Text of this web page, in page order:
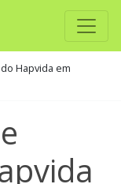
Hapvida em